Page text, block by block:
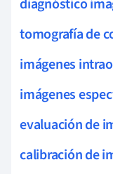
tomografía de
imágenes
imágenes
evaluación de
calibración de